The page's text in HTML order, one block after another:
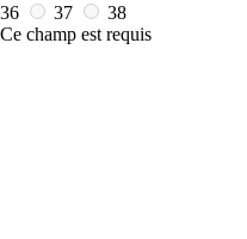
36
37
38
Ce champ est requis